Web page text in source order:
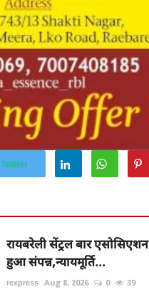
Twitter
रायबरेली सेंट्रल बार
हुआ संपन्न,न्यायमूर्ति...
rexpress Aug 8, 2026 0 39